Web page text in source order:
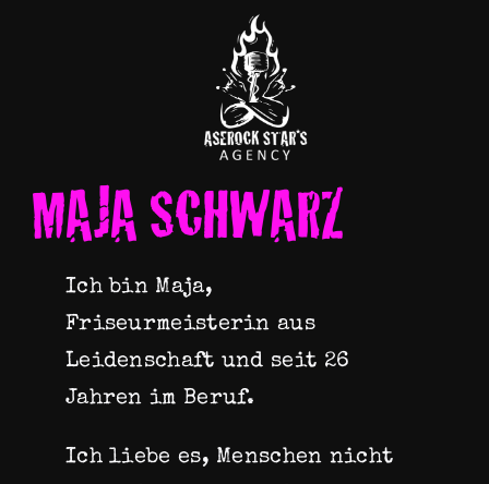
MAJA SCHWARZ
Ich bin Maja,
Friseurmeisterin aus
Leidenschaft und seit 26
Jahren im Beruf.
Ich liebe es, Menschen nicht